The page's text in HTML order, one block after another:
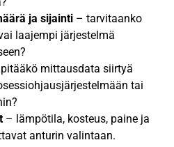
ja sijainti – tarvitaanko
laajempi järjestelmä
mittausdata siirtyä
tai
– lämpötila, kosteus, paine ja
anturin valintaan.